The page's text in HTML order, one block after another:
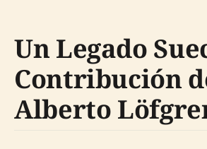
Un Legado
Contribución
Alberto